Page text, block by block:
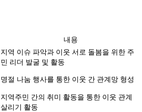
내용
지역 이슈 파악과 이웃 서로 돌봄을 위한 주
민 리더 발굴 및 활동
명절 나눔 행사를 통한 이웃 간 관계망 형성
지역주민 간의 취미 활동을 통한 이웃 관계
살리기 활동